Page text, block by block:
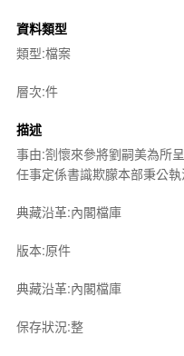
資料類型
類型:檔案
層次:件
描述
事由:劄懷來參將劉嗣美為所
任事定係書識欺朦本部秉公
典藏沿革:內閣檔庫
版本:原件
典藏沿革:內閣檔庫
保存狀況:整